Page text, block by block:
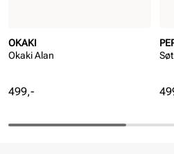
OKAKI
Okaki Alan
Pris
499,-